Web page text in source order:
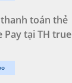
thanh toán thẻ
Pay tại TH true